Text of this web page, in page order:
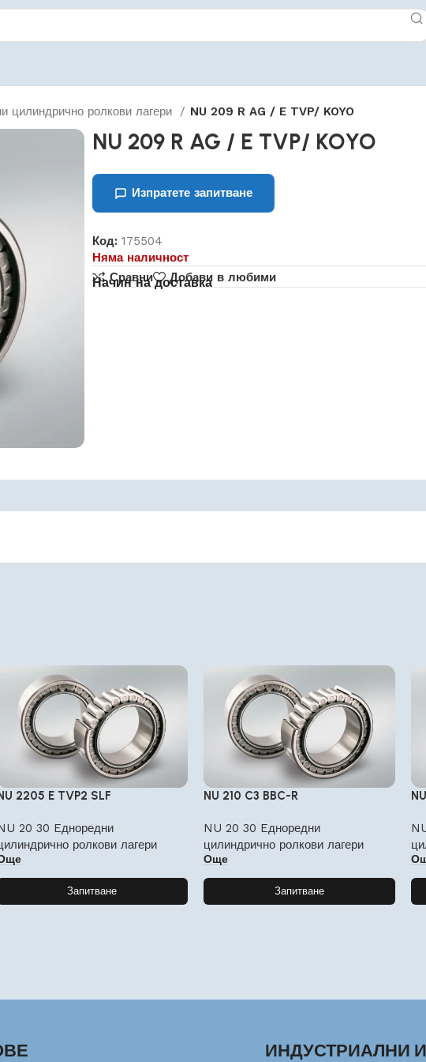
цилиндрично ролкови лагери NU 209 R AG / E TVP/ KOYO
NU 209 R AG / E TVP/ KOYO
Изпратете запитване
Код: 175504
Няма наличност
Сравни
Добави в любими
Начин на доставка
2205 E TVP2 SLF
20 30 Eдноредни
ролкови лагери
Запитване
NU 210 C3 BBC-R
NU 20 30 Eдноредни
цилиндрично ролкови лагери
Още
Запитване
ИНДУСТРИАЛНИ